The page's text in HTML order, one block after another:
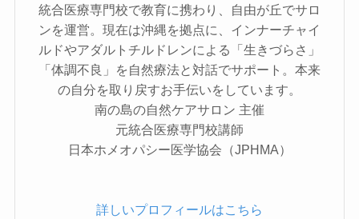
統合医療専門校で教育に携わり、自由が丘でサロ
ンを運営。現在は沖縄を拠点に、インナーチャイ
ルドやアダルトチルドレンによる「生きづらさ」
「体調不良」を自然療法と対話でサポート。本来
の自分を取り戻すお手伝いをしています。
南の島の自然ケアサロン 主催
元統合医療専門校講師
日本ホメオパシー医学協会（JPHMA）
詳しいプロフィールはこちら